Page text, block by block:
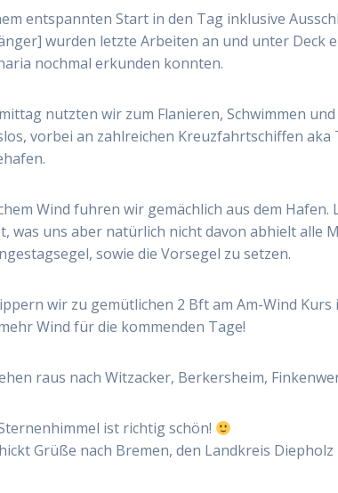
entspannten Start in den Tag inklusive
wurden letzte Arbeiten an und unter Deck
nochmal erkunden konnten.
nutzten wir zum Flanieren, Schwimmen
vorbei an zahlreichen Kreuzfahrtschiffen
Wind fuhren wir gemächlich aus dem
was uns aber natürlich nicht davon abhielt alle
sowie die Vorsegel zu setzen.
wir zu gemütlichen 2 Bft am Am-Wind
Wind für die kommenden Tage!
raus nach Witzacker, Berkersheim,
ist richtig schön!
Grüße nach Bremen, den Landkreis